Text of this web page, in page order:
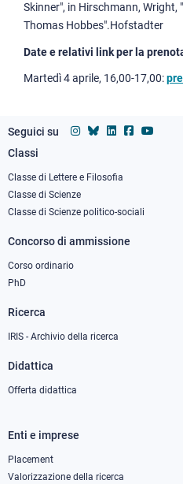
Skinner", in Hirschmann,
Thomas Hobbes".Hofstadter
Date e relativi link per la
Martedì 4 aprile, 16,00-17,00:
Seguici su
Footer
column
1
Classi
Classe di Lettere e Filosofia
Classe di Scienze
Classe di Scienze politico-sociali
Concorso di ammissione
Corso ordinario
PhD
Ricerca
IRIS - Archivio della ricerca
Didattica
Offerta didattica
Footer
column
Enti e imprese
Placement
Valorizzazione della ricerca